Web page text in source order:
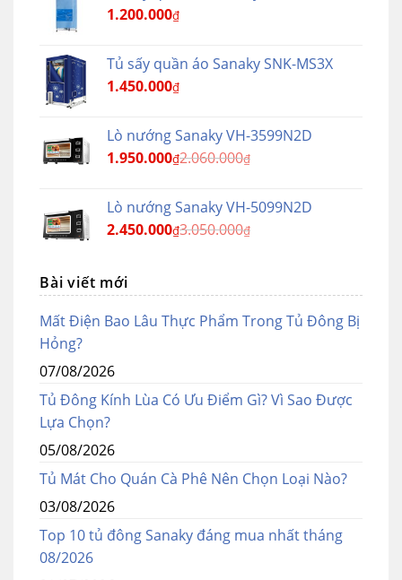
1.200.000₫
Tủ sấy quần áo Sanaky SNK-MS3X
1.450.000₫
Lò nướng Sanaky VH-3599N2D
1.950.000₫2.060.000₫
Lò nướng Sanaky VH-5099N2D
2.450.000₫3.050.000₫
Bài viết mới
Mất Điện Bao Lâu Thực Phẩm Trong Tủ Đông Bị
Hỏng?
07/08/2026
Tủ Đông Kính Lùa Có Ưu Điểm Gì? Vì Sao Được
Lựa Chọn?
05/08/2026
Tủ Mát Cho Quán Cà Phê Nên Chọn Loại Nào?
03/08/2026
Top 10 tủ đông Sanaky đáng mua nhất tháng
08/2026